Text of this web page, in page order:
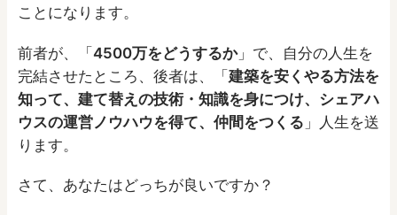
ことになります。
前者が、「4500万をどうするか」で、自分の人生を
完結させたところ、後者は、「建築を安くやる方法を
知って、建て替えの技術・知識を身につけ、シェアハ
ウスの運営ノウハウを得て、仲間をつくる 」人生を送
ります。
さて、あなたはどっちが良いですか？